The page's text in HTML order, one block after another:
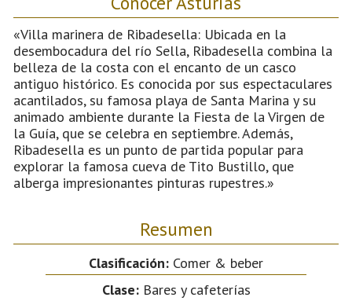
«Villa marinera de Ribadesella: Ubicada en la
desembocadura del río Sella, Ribadesella combina la
belleza de la costa con el encanto de un casco
antiguo histórico. Es conocida por sus espectaculares
acantilados, su famosa playa de Santa Marina y su
animado ambiente durante la Fiesta de la Virgen de
la Guía, que se celebra en septiembre. Además,
Ribadesella es un punto de partida popular para
explorar la famosa cueva de Tito Bustillo, que
alberga impresionantes pinturas rupestres.»
Resumen
Clasificación: Comer & beber
Clase:Bares y cafeterías